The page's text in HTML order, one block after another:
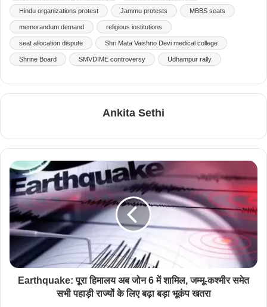
Hindu organizations protest Jammu protests MBBS seats
memorandum demand religious institutions
seat allocation dispute Shri Mata Vaishno Devi medical college
Shrine Board SMVDIME controversy Udhampur rally
Ankita Sethi
Earthquake: पूरा हिमालय अब जोन 6 में शामिल, जम्मू-कश्मीर समेत
सभी पहाड़ी राज्यों के लिए बढ़ा बड़ा भूकंप खतरा